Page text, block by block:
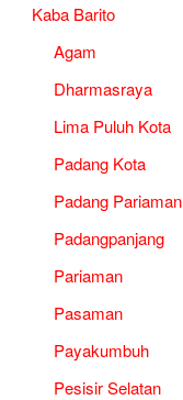
Kaba Barito
Agam
Dharmasraya
Lima Puluh Kota
Padang Kota
Padang Pariaman
Padangpanjang
Pariaman
Pasaman
Payakumbuh
Pesisir Selatan